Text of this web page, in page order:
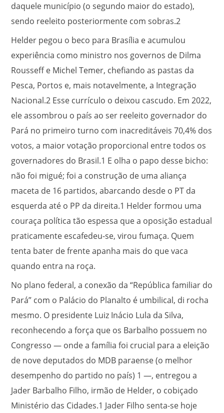
daquele município (o segundo maior do estado),
sendo reeleito posteriormente com sobras.2
Helder pegou o beco para Brasília e acumulou
experiência como ministro nos governos de Dilma
Rousseff e Michel Temer, chefiando as pastas da
Pesca, Portos e, mais notavelmente, a Integração
Nacional.2 Esse currículo o deixou cascudo. Em 2022,
ele assombrou o país ao ser reeleito governador do
Pará no primeiro turno com inacreditáveis 70,4% dos
votos, a maior votação proporcional entre todos os
governadores do Brasil.1 E olha o papo desse bicho:
não foi migué; foi a construção de uma aliança
maceta de 16 partidos, abarcando desde o PT da
esquerda até o PP da direita.1 Helder formou uma
couraça política tão espessa que a oposição estadual
praticamente escafedeu-se, virou fumaça. Quem
tenta bater de frente apanha mais do que vaca
quando entra na roça.
No plano federal, a conexão da “República familiar do
Pará” com o Palácio do Planalto é umbilical, di rocha
mesmo. O presidente Luiz Inácio Lula da Silva,
reconhecendo a força que os Barbalho possuem no
Congresso — onde a família foi crucial para a eleição
de nove deputados do MDB paraense (o melhor
desempenho do partido no país) 1 —, entregou a
Jader Barbalho Filho, irmão de Helder, o cobiçado
Ministério das Cidades.1 Jader Filho senta-se hoje